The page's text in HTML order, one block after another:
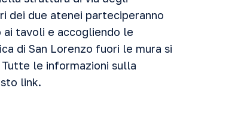
dei due atenei parteciperanno
ai tavoli e accogliendo le
di San Lorenzo fuori le mura si
le informazioni sulla
link.